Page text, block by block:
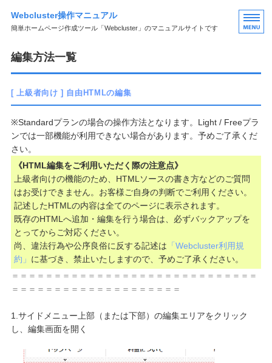
Webcluster操作マニュアル
簡単ホームページ作成ツール「Webcluster」のマニュアルサイトです
HOME
フォームの編集
ブログの編集
その他の編集
編集方法一覧
[ 上級者向け ] 自由HTMLの編集
※Standardプランの場合の操作方法となります。Light / Freeプラ
ンでは一部機能が利用できない場合があります。予めご了承くだ
さい。
《HTML編集をご利用いただく際の注意点》
上級者向けの機能のため、HTMLソースの書き方などのご質問
はお受けできません。お客様ご自身の判断でご利用ください。
記述したHTMLの内容は全てのページに表示されます。
既存のHTMLへ追加・編集を行う場合は、必ずバックアップを
とってからご対応ください。
尚、違法行為や公序良俗に反する記述は 「Webcluster利用規
約」 に基づき、禁止いたしますので、予めご了承ください。
＝＝＝＝＝＝＝＝＝＝＝＝＝＝＝＝＝＝＝＝＝＝＝＝＝＝＝＝＝
＝＝＝＝＝＝＝＝＝＝＝＝＝＝＝＝＝＝＝＝
1.サイドメニュー上部（または下部）の編集エリアをクリック
し、編集画面を開く